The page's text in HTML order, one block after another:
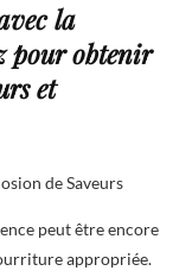
la
pour obtenir
et
de Saveurs
peut être encore
appropriée.